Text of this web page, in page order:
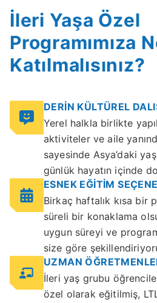
İleri Yaşa Özel
Programımıza
Katılmalısınız?
DERİN KÜLTÜREL
Yerel halkla birlikte
aktiviteler ve aile
sayesinde Asya’daki
günlük hayatın içinde
ESNEK EĞİTİM
Birkaç haftalık kısa bir
süreli bir konaklama
uygun süreyi ve
size göre
UZMAN
İleri yaş grubu
özel olarak eğitilmiş,